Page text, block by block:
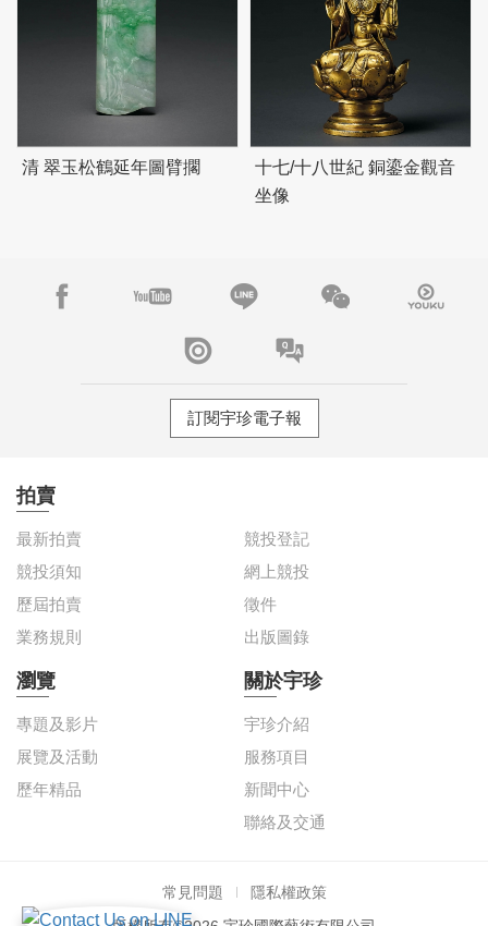
清 翠玉松鶴延年圖臂擱
十七/十八世紀 銅鎏金觀音
坐像
訂閱宇珍電子報
拍賣
最新拍賣
競投登記
競投須知
網上競投
歷屆拍賣
徵件
業務規則
出版圖錄
瀏覽
專題及影片
展覽及活動
歷年精品
關於宇珍
宇珍介紹
服務項目
新聞中心
聯絡及交通
常見問題
隱私權政策